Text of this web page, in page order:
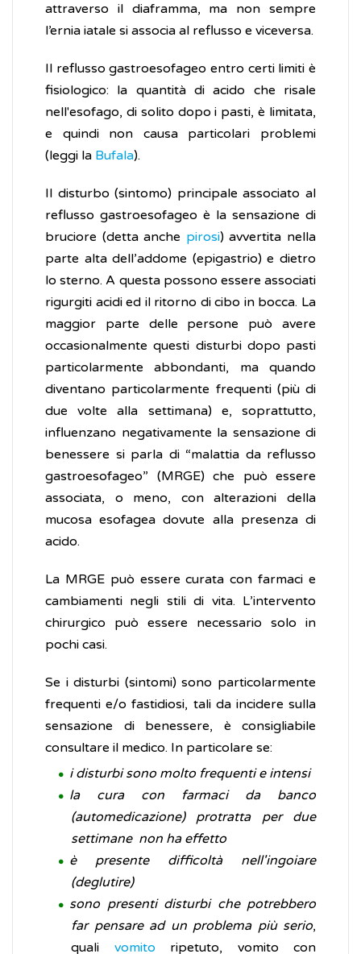
attraverso il diaframma, ma non sempre
l’ernia iatale si associa al reflusso e viceversa.
Il reflusso gastroesofageo entro certi limiti è
fisiologico: la quantità di acido che risale
nell'esofago, di solito dopo i pasti, è limitata,
e quindi non causa particolari problemi
(leggi la Bufala).
Il disturbo (sintomo) principale associato al
reflusso gastroesofageo è la sensazione di
bruciore (detta anche pirosi) avvertita nella
parte alta dell’addome (epigastrio) e dietro
lo sterno. A questa possono essere associati
rigurgiti acidi ed il ritorno di cibo in bocca. La
maggior parte delle persone può avere
occasionalmente questi disturbi dopo pasti
particolarmente abbondanti, ma quando
diventano particolarmente frequenti (più di
due volte alla settimana) e, soprattutto,
influenzano negativamente la sensazione di
benessere si parla di “malattia da reflusso
gastroesofageo” (MRGE) che può essere
associata, o meno, con alterazioni della
mucosa esofagea dovute alla presenza di
acido.
La MRGE può essere curata con farmaci e
cambiamenti negli stili di vita. L’intervento
chirurgico può essere necessario solo in
pochi casi.
Se i disturbi (sintomi) sono particolarmente
frequenti e/o fastidiosi, tali da incidere sulla
sensazione di benessere, è consigliabile
consultare il medico. In particolare se:
i disturbi sono molto frequenti e intensi
la cura con farmaci da banco
(automedicazione) protratta per due
settimane non ha effetto
è presente difficoltà nell'ingoiare
(deglutire)
sono presenti disturbi che potrebbero
far pensare ad un problema più serio,
quali vomito ripetuto, vomito con